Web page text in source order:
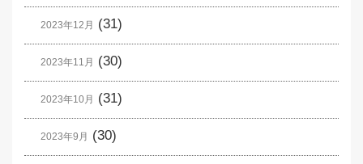
2023年12月 (31)
2023年11月 (30)
2023年10月 (31)
2023年9月 (30)